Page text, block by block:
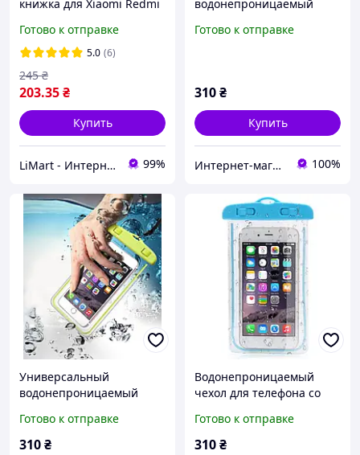
книжка для Xiaomi Redmi
защитный mirror case
Готово к отправке
5.0 (6)
203.35₴
245 ₴
Купить
LiMart - Интернет магазин аксессуаров 99%
водонепроницаемый
светящимся ободком
Готово к отправке
310₴
Купить
Интернет-магазин чехлов и аксессуаров для смартфонов El-gadget 100%
Универсальный
водонепроницаемый
светящимся ободком
салатовый
Готово к отправке
310₴
Водонепроницаемый
чехол для телефона со
голубой
Готово к отправке
310₴